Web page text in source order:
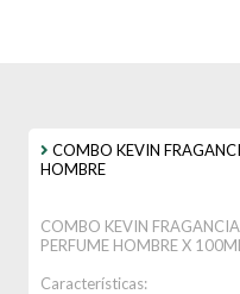
COMBO KEVIN
HOMBRE
COMBO KEVIN
PERFUME HOMBRE X 100ML
Características: